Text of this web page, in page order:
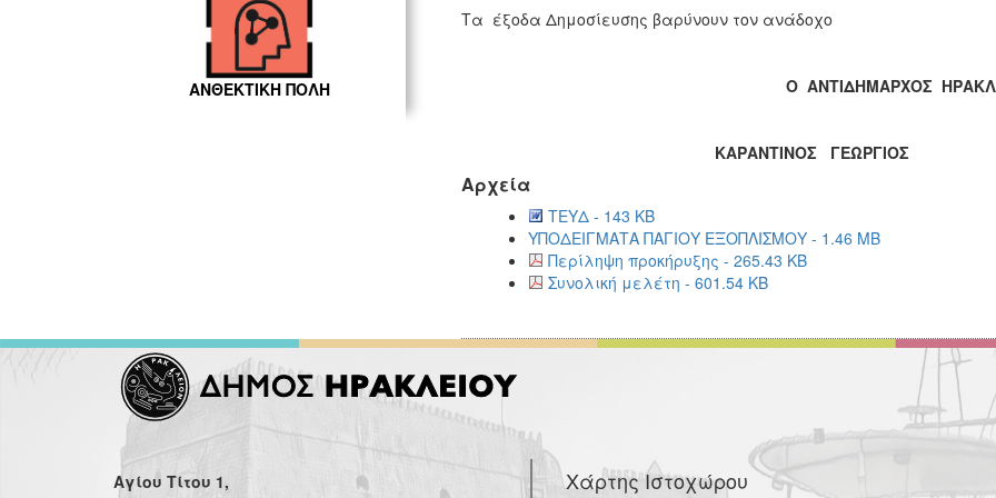
ΑΝΘΕΚΤΙΚΗ ΠΟΛΗ
Τα έξοδα Δημοσίευσης βαρύνουν τον ανάδοχο
Ο ΑΝΤΙΔΗΜΑΡΧΟΣ
ΚΑΡΑΝΤΙΝΟΣ ΓΕΩΡΓΙΟΣ
Αρχεία
ΤΕΥΔ - 143 KB
ΥΠΟΔΕΙΓΜΑΤΑ ΠΑΓΙΟΥ ΕΞΟΠΛΙΣΜΟΥ - 1.46 MB
Περίληψη προκήρυξης - 265.43 KB
Συνολική μελέτη - 601.54 KB
Αγίου Τίτου 1,
Χάρτης Ιστοχώρου